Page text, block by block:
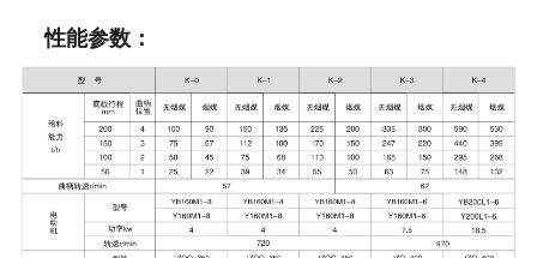
性能参数：